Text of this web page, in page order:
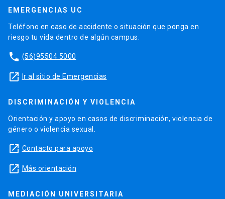
EMERGENCIAS UC
Teléfono en caso de accidente o situación que ponga en
riesgo tu vida dentro de algún campus.
phone (56)95504 5000
launch Ir al sitio de Emergencias
DISCRIMINACIÓN Y VIOLENCIA
Orientación y apoyo en casos de discriminación, violencia de
género o violencia sexual.
launch Contacto para apoyo
launch Más orientación
MEDIACIÓN UNIVERSITARIA